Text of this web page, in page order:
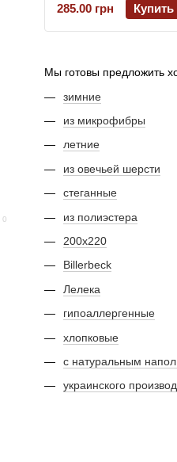
Мы готовы предложить
зимние
из микрофибры
летние
из овечьей шерсти
стеганные
из полиэстера
200х220
Billerbeck
Лелека
гипоаллергенные
хлопковые
с натуральным
украинского
285.00 грн
Купить
0